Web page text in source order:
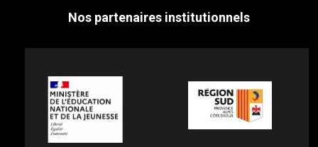
Nos partenaires institutionnels